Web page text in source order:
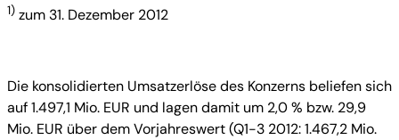
1) zum 31. Dezember 2012
Die konsolidierten Umsatzerlöse des Konzerns beliefen sich
auf 1.497,1 Mio. EUR und lagen damit um 2,0 % bzw. 29,9
Mio. EUR über dem Vorjahreswert (Q1-3 2012: 1.467,2 Mio.